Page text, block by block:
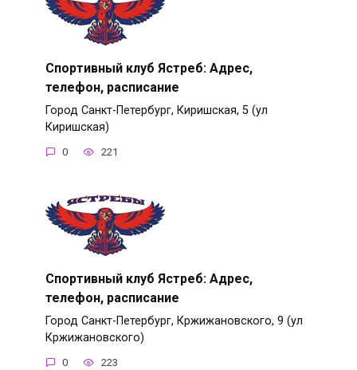
Спортивный клуб Ястреб: Адрес,
телефон, расписание
Город Санкт-Петербург, Киришская, 5 (ул
Киришская)
0 221
Спортивный клуб Ястреб: Адрес,
телефон, расписание
Город Санкт-Петербург, Кржижановского, 9 (ул
Кржижановского)
0 223